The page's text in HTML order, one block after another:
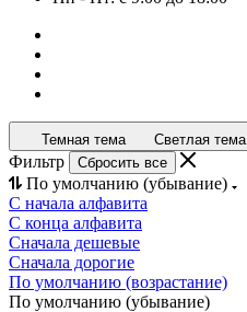
Темная тема Светлая тема
Фильтр Сбросить все
По умолчанию (убывание)
С начала алфавита
С конца алфавита
Сначала дешевые
Сначала дорогие
По умолчанию (возрастание)
По умолчанию (убывание)